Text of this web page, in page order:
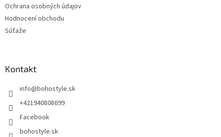
Ochrana osobných údajov
Hodnocení obchodu
Súťaže
Kontakt
info@bohostyle.sk
+421940808699
Facebook
bohostyle.sk